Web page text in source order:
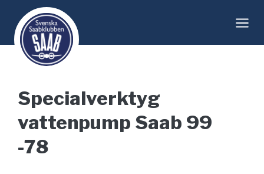
content
Specialverktyg
vattenpump Saab 99
-78